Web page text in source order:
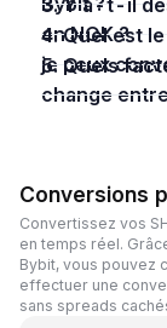
en NOK ?
4. Quel est le montant minimum de SHIB que
je peux
5. Quels facteurs influencent le taux de
change
Conversions
Convertissez vos
en temps réel.
Bybit, vous pouvez
effectuer une
sans spreads